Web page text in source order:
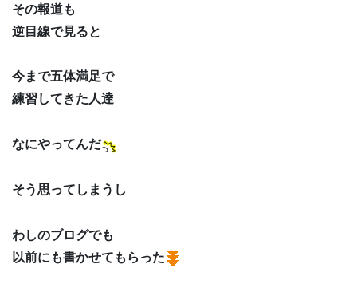
その報道も
逆目線で見ると
今まで五体満足で
練習してきた人達
なにやってんだ
そう思ってしまうし
わしのブログでも
以前にも書かせてもらった